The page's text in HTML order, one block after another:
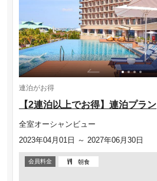
連泊がお得
【2連泊以上でお得】連泊プラン
全室オーシャンビュー
2023年04月01日 ～ 2027年06月30日
会員料金 朝食